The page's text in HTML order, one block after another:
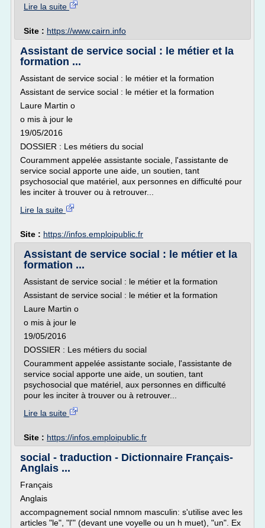
Lire la suite
Site : https://www.cairn.info
Assistant de service social : le métier et la
formation ...
Assistant de service social : le métier et la formation
Assistant de service social : le métier et la formation
Laure Martin o
o mis à jour le
19/05/2016
DOSSIER : Les métiers du social
Couramment appelée assistante sociale, l'assistante de
service social apporte une aide, un soutien, tant
psychosocial que matériel, aux personnes en difficulté pour
les inciter à trouver ou à retrouver...
Lire la suite
Site : https://infos.emploipublic.fr
Assistant de service social : le métier et la
formation ...
Assistant de service social : le métier et la formation
Assistant de service social : le métier et la formation
Laure Martin o
o mis à jour le
19/05/2016
DOSSIER : Les métiers du social
Couramment appelée assistante sociale, l'assistante de
service social apporte une aide, un soutien, tant
psychosocial que matériel, aux personnes en difficulté
pour les inciter à trouver ou à retrouver...
Lire la suite
Site : https://infos.emploipublic.fr
social - traduction - Dictionnaire Français-
Anglais ...
Français
Anglais
accompagnement social nmnom masculin: s'utilise avec les
articles "le", "l'" (devant une voyelle ou un h muet), "un". Ex